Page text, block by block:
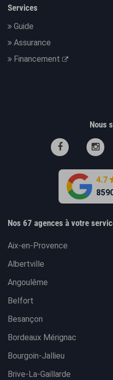
Services
Guide
Assurance
Financement
Nous
4.7
Nos 67 agences à votre
Aix-en-Provence
Albertville
Angoulême
Belfort
Besançon
Bordeaux Mérignac
Bourgoin-Jallieu
Brive-La-Gaillarde